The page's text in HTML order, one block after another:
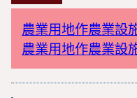
農業用地作農業設
農業用地作農業設